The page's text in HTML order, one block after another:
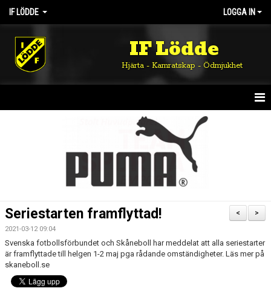
IF LÖDDE LOGGA IN
IF Lödde
Hjärta - Kamratskap - Ödmjukhet
MATCHER
DOKUMENT
KLUBBSHOPEN
>
<
Seriestarten framflyttad!
2021-03-12 09:04
Svenska fotbollsförbundet och Skåneboll har meddelat att alla seriestarter
är framflyttade till helgen 1-2 maj pga rådande omständigheter. Läs mer på
skaneboll.se